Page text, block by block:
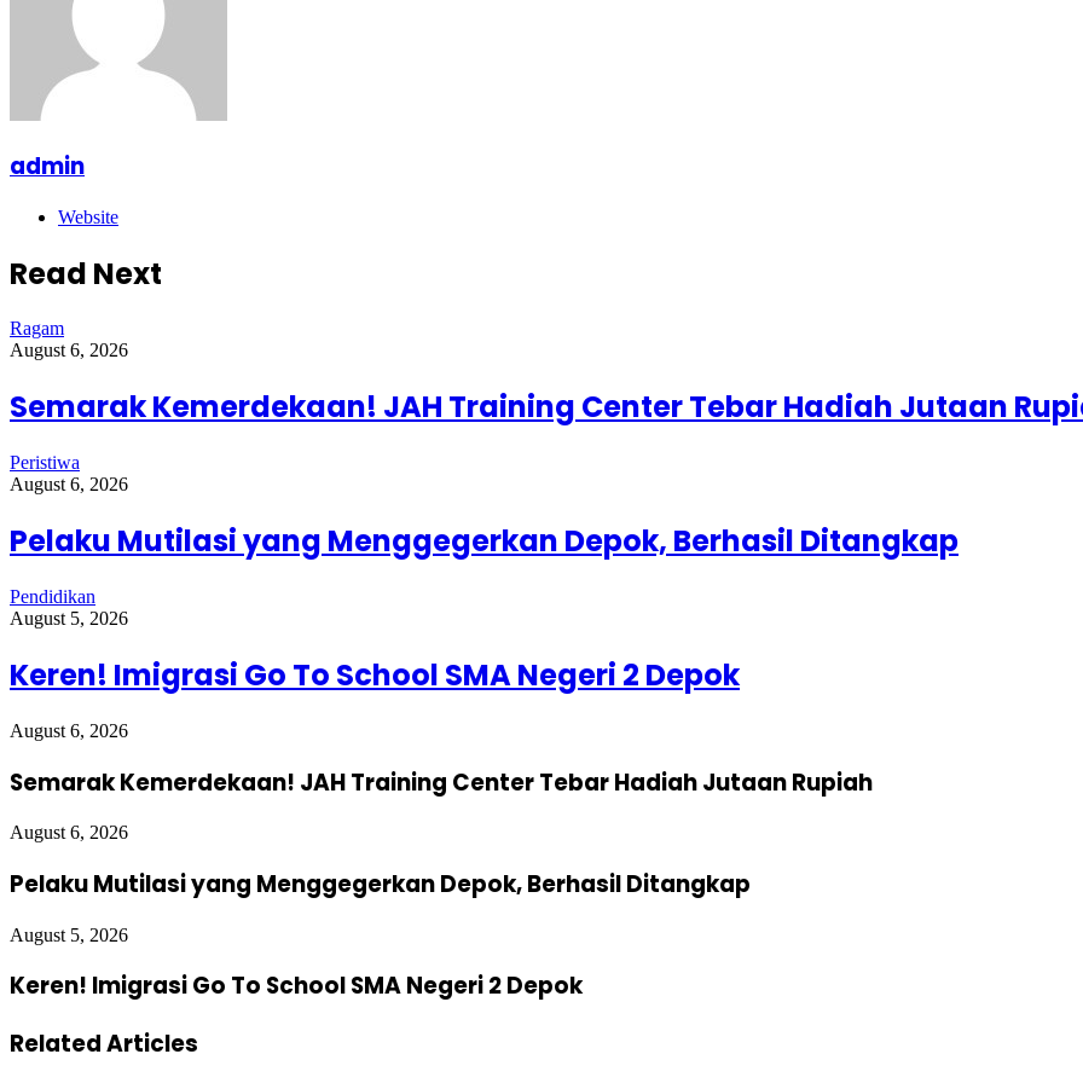
admin
Website
Read Next
Ragam
August 6, 2026
Semarak Kemerdekaan! JAH Training Center Tebar Hadiah Jutaan
Peristiwa
August 6, 2026
Pelaku Mutilasi yang Menggegerkan Depok, Berhasil Ditangkap
Pendidikan
August 5, 2026
Keren! Imigrasi Go To School SMA Negeri 2 Depok
August 6, 2026
Semarak Kemerdekaan! JAH Training Center Tebar Hadiah Jutaan Rupiah
August 6, 2026
Pelaku Mutilasi yang Menggegerkan Depok, Berhasil Ditangkap
August 5, 2026
Keren! Imigrasi Go To School SMA Negeri 2 Depok
Related Articles